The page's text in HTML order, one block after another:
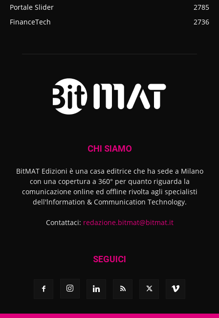
Portale Slider
2785
FinanceTech
2736
CHI SIAMO
BitMAT Edizioni è una casa editrice che ha sede a Milano
con una copertura a 360° per quanto riguarda la
comunicazione online ed offline rivolta agli specialisti
dell'lnformation & Communication Technology.
Contattaci: redazione.bitmat@bitmat.it
SEGUICI